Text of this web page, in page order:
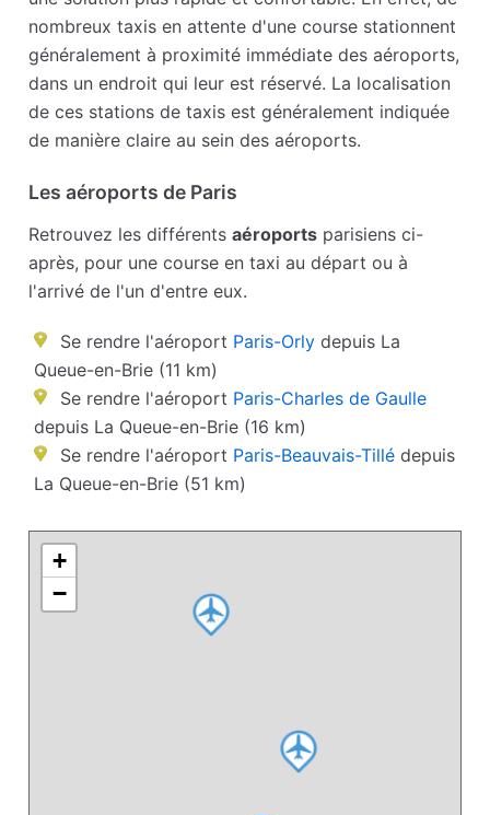
nombreux taxis en attente d'une course stationnent
généralement à proximité immédiate des aéroports,
dans un endroit qui leur est réservé. La localisation
de ces stations de taxis est généralement indiquée
de manière claire au sein des aéroports.
Les aéroports de Paris
Retrouvez les différentsaéroports parisiens ci-
après, pour une course en taxi au départ ou à
l'arrivé de l'un d'entre eux.
Se rendre l'aéroport Paris-Orly depuis La
Queue-en-Brie (11 km)
Se rendre l'aéroport Paris-Charles de Gaulle
depuis La Queue-en-Brie (16 km)
Se rendre l'aéroport Paris-Beauvais-Tillé depuis
La Queue-en-Brie (51 km)
+
−